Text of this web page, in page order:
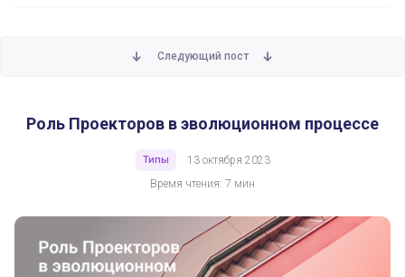
Следующий пост
Роль Проекторов в эволюционном процессе
Типы
13 октября 2023
Время чтения: 7 мин